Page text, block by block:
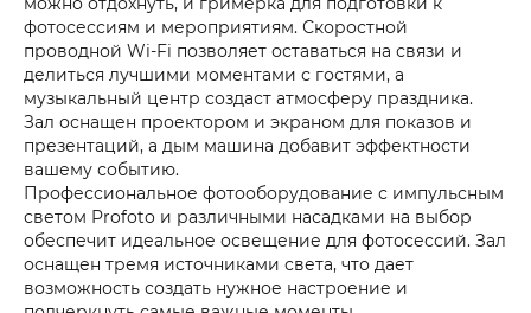
фотосессиям и мероприятиям. Скоростной
проводной Wi-Fi позволяет оставаться на связи и
делиться лучшими моментами с гостями, а
музыкальный центр создаст атмосферу праздника.
Зал оснащен проектором и экраном для показов и
презентаций, а дым машина добавит эффектности
вашему событию.
Профессиональное фотооборудование с импульсным
светом Profoto и различными насадками на выбор
обеспечит идеальное освещение для фотосессий. Зал
оснащен тремя источниками света, что дает
возможность создать нужное настроение и